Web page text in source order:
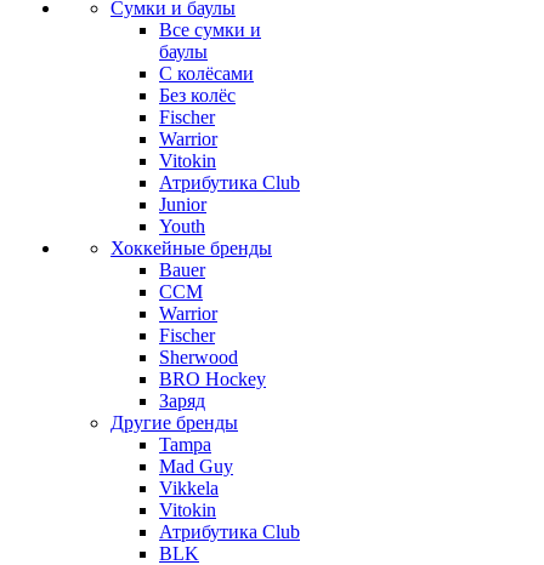
Сумки и баулы
Все сумки и
баулы
С колёсами
Без колёс
Fischer
Warrior
Vitokin
Атрибутика Club
Junior
Youth
Хоккейные бренды
Bauer
CCM
Warrior
Fischer
Sherwood
BRO Hockey
Заряд
Другие бренды
Tampa
Mad Guy
Vikkela
Vitokin
Атрибутика Club
BLK